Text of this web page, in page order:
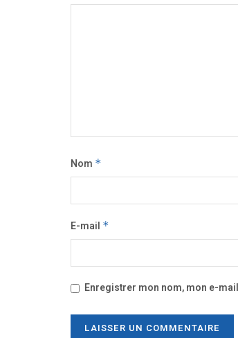
Nom *
E-mail *
Enregistrer mon nom, mon e-